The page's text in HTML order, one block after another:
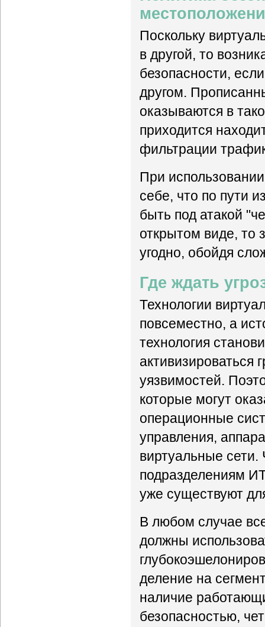
Поскольку
в другой, то
безопасности,
другом.
оказываются в
приходится
фильтрации
При
себе, что по пути
быть под атакой
открытом виде, то
угодно, обойдя
Где ждать
Технологии
повсеместно, а
технология
уязвимостей.
которые могут
операционные
управления,
виртуальные
подразделениям
уже существуют
В любом случае
должны
деление на
наличие
безопасностью,